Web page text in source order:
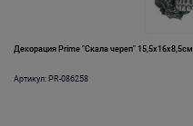
Декорация Prime "Скала череп" 15,5x16x8,5см
Артикул: PR-086258